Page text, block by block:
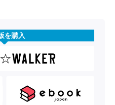
を購入